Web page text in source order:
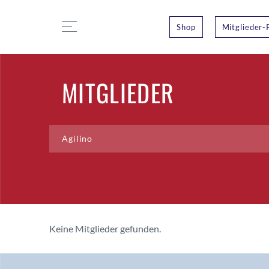
Shop Mitglieder-
MITGLIEDER
Keine Mitglieder gefunden.